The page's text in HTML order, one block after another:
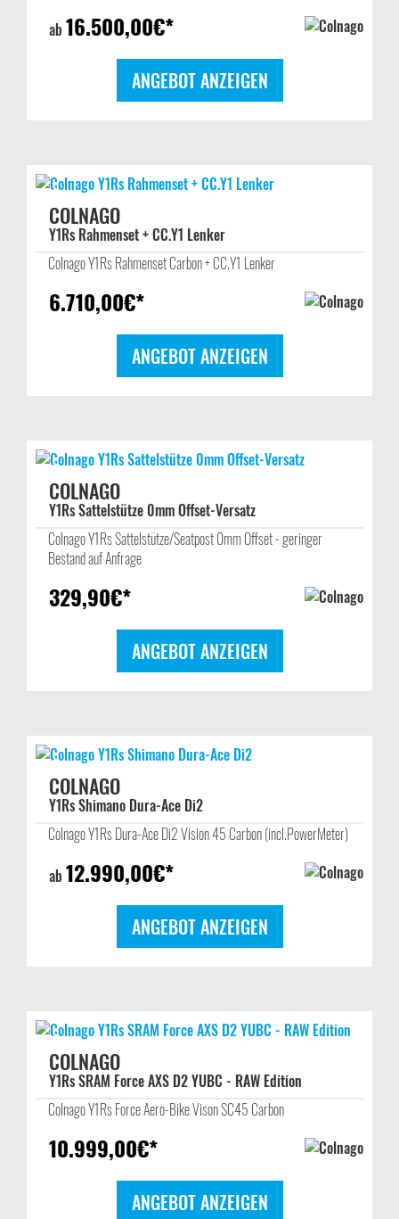
ab 16.500,00€*
ANGEBOT ANZEIGEN
COLNAGO
Y1Rs Rahmenset + CC.Y1 Lenker
Colnago Y1Rs Rahmenset Carbon + CC.Y1 Lenker
6.710,00€*
ANGEBOT ANZEIGEN
COLNAGO
Y1Rs Sattelstütze 0mm Offset-Versatz
Colnago Y1Rs Sattelstütze/Seatpost 0mm Offset - geringer
Bestand auf Anfrage
329,90€*
ANGEBOT ANZEIGEN
COLNAGO
Y1Rs Shimano Dura-Ace Di2
Colnago Y1Rs Dura-Ace Di2 Vision 45 Carbon (incl.PowerMeter)
ab 12.990,00€*
ANGEBOT ANZEIGEN
COLNAGO
Y1Rs SRAM Force AXS D2 YUBC - RAW Edition
Colnago Y1Rs Force Aero-Bike Vison SC45 Carbon
10.999,00€*
ANGEBOT ANZEIGEN